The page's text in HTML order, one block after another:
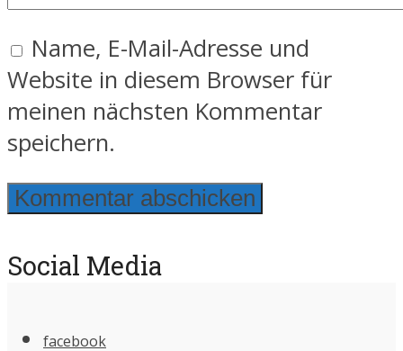
Name, E-Mail-Adresse und
Website in diesem Browser für
meinen nächsten Kommentar
speichern.
Social Media
facebook